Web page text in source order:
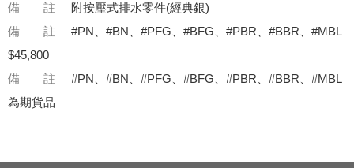
備 註
附按壓式排水零件(經典銀)
備 註
#PN、#BN、#PFG、#BFG、#PBR、#BBR、#MBL
$45,800
備 註
#PN、#BN、#PFG、#BFG、#PBR、#BBR、#MBL
為期貨品